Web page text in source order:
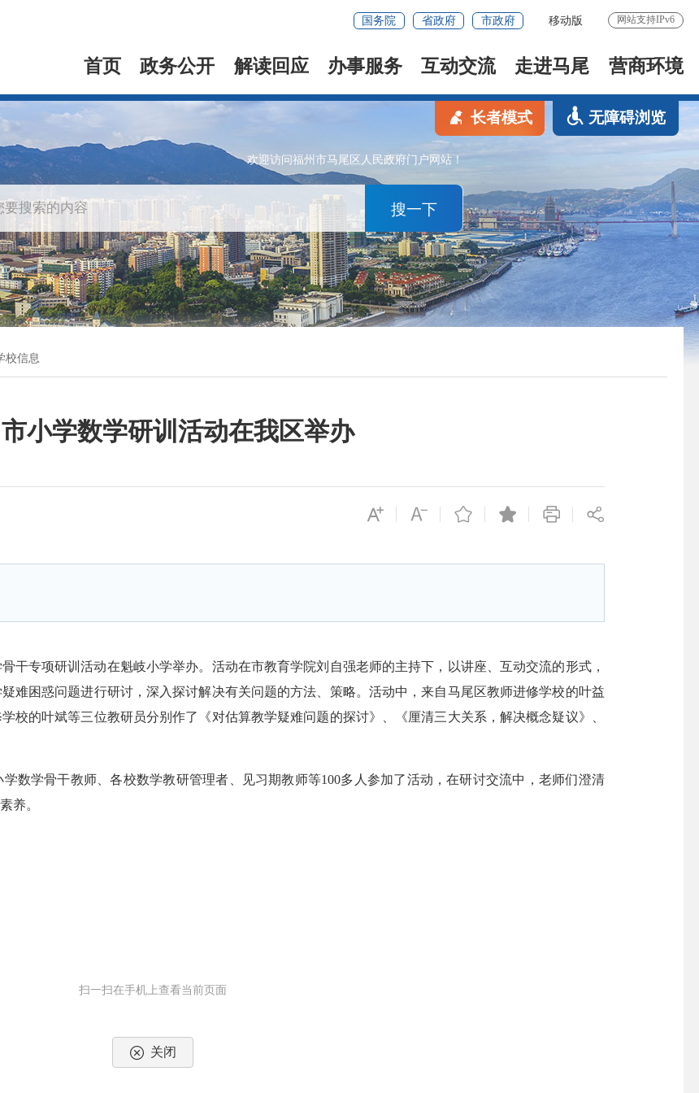
国务院 省政府 市政府 移动版 网站支持IPv6
首页 政务公开 解读回应 办事服务 互动交流 走进马尾 营商环境
欢迎访问福州市马尾区人民政府门户网站！
搜一下
长者模式 无障碍浏览
校信息
小学数学研训活动在我区举办
专项研训活动在魁岐小学举办。活动在市教育学院刘自强老师的主持下，以讲座、互动交流的形式，
难困惑问题进行研讨，深入探讨解决有关问题的方法、策略。活动中，来自马尾区教师进修学校的叶益
校的叶斌等三位教研员分别作了《对估算教学疑难问题的探讨》、《厘清三大关系，解决概念疑议》、
学骨干教师、各校数学教研管理者、见习期教师等100多人参加了活动，在研讨交流中，老师们澄清
养。
扫一扫在手机上查看当前页面
关闭